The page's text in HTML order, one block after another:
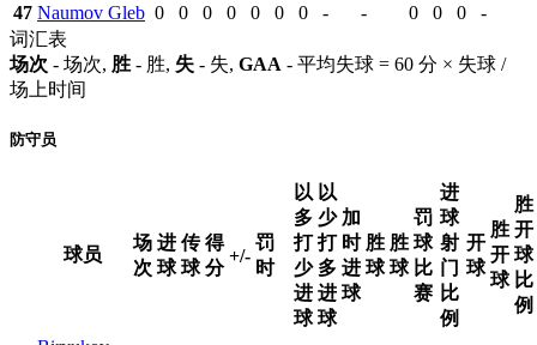
47 Naumov Gleb 0 0 0 0 0 0 0 - - 0 0 0
-
词汇表
场次 - 场次, 胜 - 胜, 失 - 失, GAA - 平均失球 = 60 分 × 失球 /
场上时间
防守员
球员
场
次
进
球
传
球
得
分
+/-
罚
时
以
多
打
少
进
球
以
少
打
多
进
球
加
时
进
球
胜
球
胜
球
罚
球
比
赛
进
球
射
门
比
例
开
球
胜
开
球
胜
开
球
比
例